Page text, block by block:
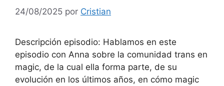
24/08/2025 por Cristian
Descripción episodio: Hablamos en este
episodio con Anna sobre la comunidad trans en
magic, de la cual ella forma parte, de su
evolución en los últimos años, en cómo magic